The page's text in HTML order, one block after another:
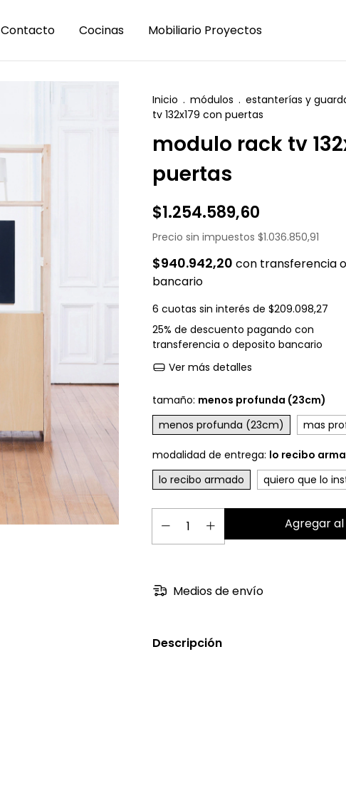
Contacto Cocinas Mobiliario Proyectos
Inicio . módulos . estanterías y
tv 132x179 con puertas
modulo rack tv
puertas
$1.254.589,60
Precio sin impuestos $1.036.850,91
$940.942,20 con transferencia
bancario
6 cuotas sin interés de $209.098,27
25% de descuento pagando con
transferencia o deposito bancario
Ver más detalles
tamaño: menos profunda (23cm)
menos profunda (23cm)
mas
modalidad de entrega: lo recibo
lo recibo armado
quiero que lo
Medios de envío
Descripción